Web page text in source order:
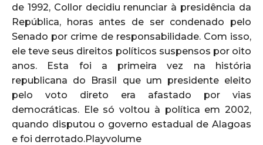
de 1992, Collor decidiu renunciar à presidência da
República, horas antes de ser condenado pelo
Senado por crime de responsabilidade. Com isso,
ele teve seus direitos políticos suspensos por oito
anos. Esta foi a primeira vez na história
republicana do Brasil que um presidente eleito
pelo voto direto era afastado por vias
democráticas. Ele só voltou à política em 2002,
quando disputou o governo estadual de Alagoas
e foi derrotado.Playvolume